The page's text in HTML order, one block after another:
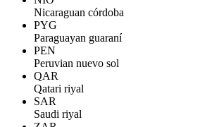
Nicaraguan córdoba
PYG
Paraguayan guaraní
PEN
Peruvian nuevo sol
QAR
Qatari riyal
SAR
Saudi riyal